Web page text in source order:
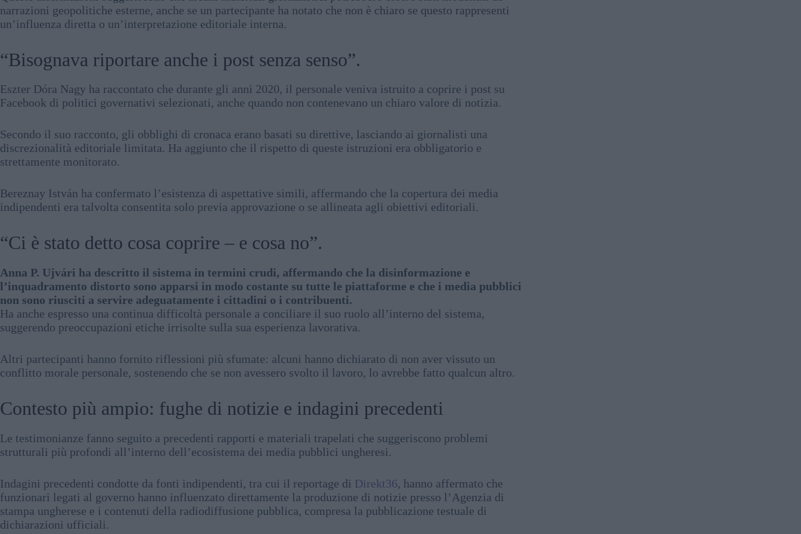
narrazioni geopolitiche esterne, anche se un partecipante ha notato che non è chiaro se questo rappresenti
un’influenza diretta o un’interpretazione editoriale interna.
“Bisognava riportare anche i post senza senso”.
Eszter Dóra Nagy ha raccontato che durante gli anni 2020, il personale veniva istruito a coprire i post su
Facebook di politici governativi selezionati, anche quando non contenevano un chiaro valore di notizia.
Secondo il suo racconto, gli obblighi di cronaca erano basati su direttive, lasciando ai giornalisti una
discrezionalità editoriale limitata. Ha aggiunto che il rispetto di queste istruzioni era obbligatorio e
strettamente monitorato.
Bereznay István ha confermato l’esistenza di aspettative simili, affermando che la copertura dei media
indipendenti era talvolta consentita solo previa approvazione o se allineata agli obiettivi editoriali.
“Ci è stato detto cosa coprire – e cosa no”.
Anna P. Ujvári ha descritto il sistema in termini crudi, affermando che la disinformazione e
l’inquadramento distorto sono apparsi in modo costante su tutte le piattaforme e che i media pubblici
non sono riusciti a servire adeguatamente i cittadini o i contribuenti.
Ha anche espresso una continua difficoltà personale a conciliare il suo ruolo all’interno del sistema,
suggerendo preoccupazioni etiche irrisolte sulla sua esperienza lavorativa.
Altri partecipanti hanno fornito riflessioni più sfumate: alcuni hanno dichiarato di non aver vissuto un
conflitto morale personale, sostenendo che se non avessero svolto il lavoro, lo avrebbe fatto qualcun altro.
Contesto più ampio: fughe di notizie e indagini precedenti
Le testimonianze fanno seguito a precedenti rapporti e materiali trapelati che suggeriscono problemi
strutturali più profondi all’interno dell’ecosistema dei media pubblici ungheresi.
Indagini precedenti condotte da fonti indipendenti, tra cui il reportage di Direkt36, hanno affermato che
funzionari legati al governo hanno influenzato direttamente la produzione di notizie presso l’Agenzia di
stampa ungherese e i contenuti della radiodiffusione pubblica, compresa la pubblicazione testuale di
dichiarazioni ufficiali.